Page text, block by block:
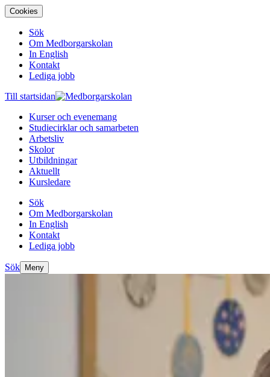
Cookies
Sök
Om Medborgarskolan
In English
Kontakt
Lediga jobb
Till startsidan
Kurser och evenemang
Studiecirklar och samarbeten
Arbetsliv
Skolor
Utbildningar
Aktuellt
Kursledare
Sök
Om Medborgarskolan
In English
Kontakt
Lediga jobb
Sök Meny